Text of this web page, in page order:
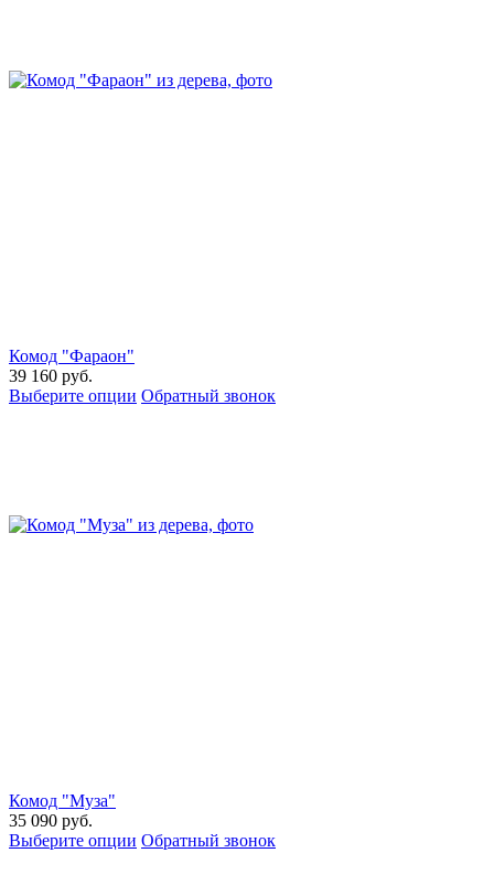
Комод "Фараон"
39 160 руб.
Выберите опции Обратный звонок
Комод "Муза"
35 090 руб.
Выберите опции Обратный звонок